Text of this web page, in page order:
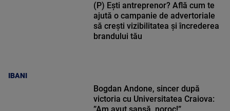
IBANI
(P) Ești antreprenor? Află cum te
ajută o campanie de advertoriale
să crești vizibilitatea și încrederea
brandului tău
Bogdan Andone, sincer după
victoria cu Universitatea Craiova: